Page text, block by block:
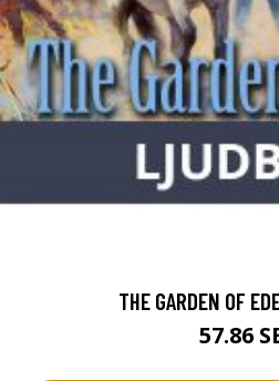
THE GARDEN OF
57.86